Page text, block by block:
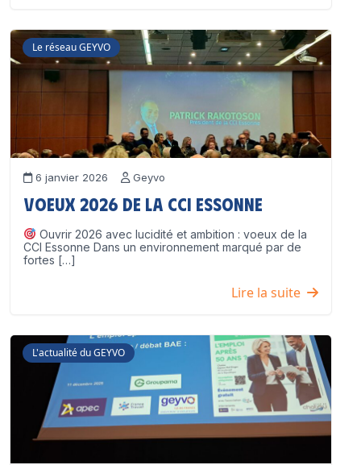
Le réseau GEYVO
6 janvier 2026 Geyvo
Voeux 2026 de la CCI Essonne
Ouvrir 2026 avec lucidité et ambition : voeux de la
CCI Essonne Dans un environnement marqué par de
fortes […]
Lire la suite
L'actualité du GEYVO